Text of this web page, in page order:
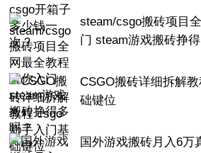
steam/csgo搬砖项目
门 steam游戏搬砖挣
CSGO搬砖详细拆解
础键位
国外游戏搬砖月入6万